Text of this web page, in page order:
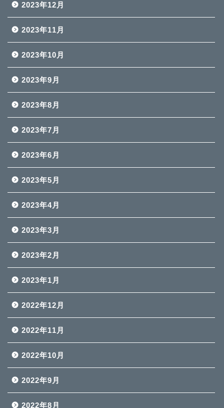
2023年12月
2023年11月
2023年10月
2023年9月
2023年8月
2023年7月
2023年6月
2023年5月
2023年4月
2023年3月
2023年2月
2023年1月
2022年12月
2022年11月
2022年10月
2022年9月
2022年8月